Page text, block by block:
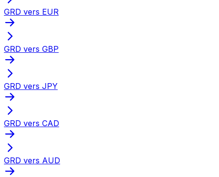
GRD vers EUR
GRD vers GBP
GRD vers JPY
GRD vers CAD
GRD vers AUD